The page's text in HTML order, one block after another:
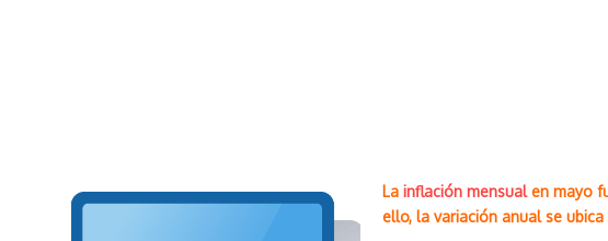
Lainflación mensualen mayo
ello, la variación anual se